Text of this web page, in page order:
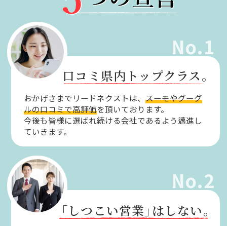
No.1
口コミ県内トップクラス。
おかげさまでリードネクストは、スーモやグーグ
ルの口コミで高評価を頂いております。
今後も皆様に選ばれ続ける会社であるよう邁進し
ていきます。
No.2
「しつこい営業」はしない。